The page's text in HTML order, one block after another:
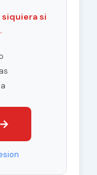
siquiera si
→